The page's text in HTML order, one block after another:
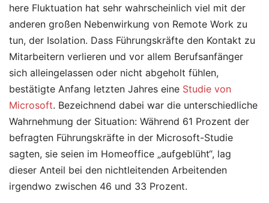
here Fluktuation hat sehr wahrscheinlich viel mit der
anderen großen Nebenwirkung von Remote Work zu
tun, der Isolation. Dass Führungskräfte den Kontakt zu
Mitarbeitern verlieren und vor allem Berufsanfänger
sich alleingelassen oder nicht abgeholt fühlen,
bestätigte Anfang letzten Jahres eine Studie von
Microsoft. Bezeichnend dabei war die unterschiedliche
Wahrnehmung der Situation: Während 61 Prozent der
befragten Führungskräfte in der Microsoft-Studie
sagten, sie seien im Homeoffice „aufgeblüht“, lag
dieser Anteil bei den nichtleitenden Arbeitenden
irgendwo zwischen 46 und 33 Prozent.